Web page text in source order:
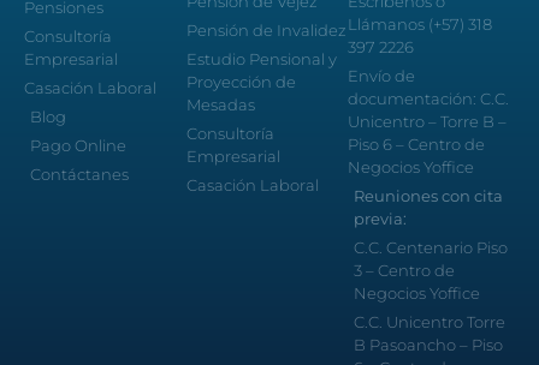
Pensiones
Consultoría
Empresarial
Casación Laboral
Blog
Pago Online
Contáctanes
Pensión de Invalidez
Estudio Pensional y
Proyección de
Mesadas
Consultoría
Empresarial
Casación Laboral
Llámanos (+57) 318
397 2226
Envío de
documentación: C.C.
Unicentro – Torre B –
Piso 6 – Centro de
Negocios Yoffice
Reuniones con cita
previa:
C.C. Centenario Piso
3 – Centro de
Negocios Yoffice
C.C. Unicentro Torre
B Pasoancho – Piso